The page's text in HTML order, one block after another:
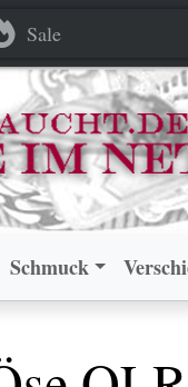
Sale
Schmuck